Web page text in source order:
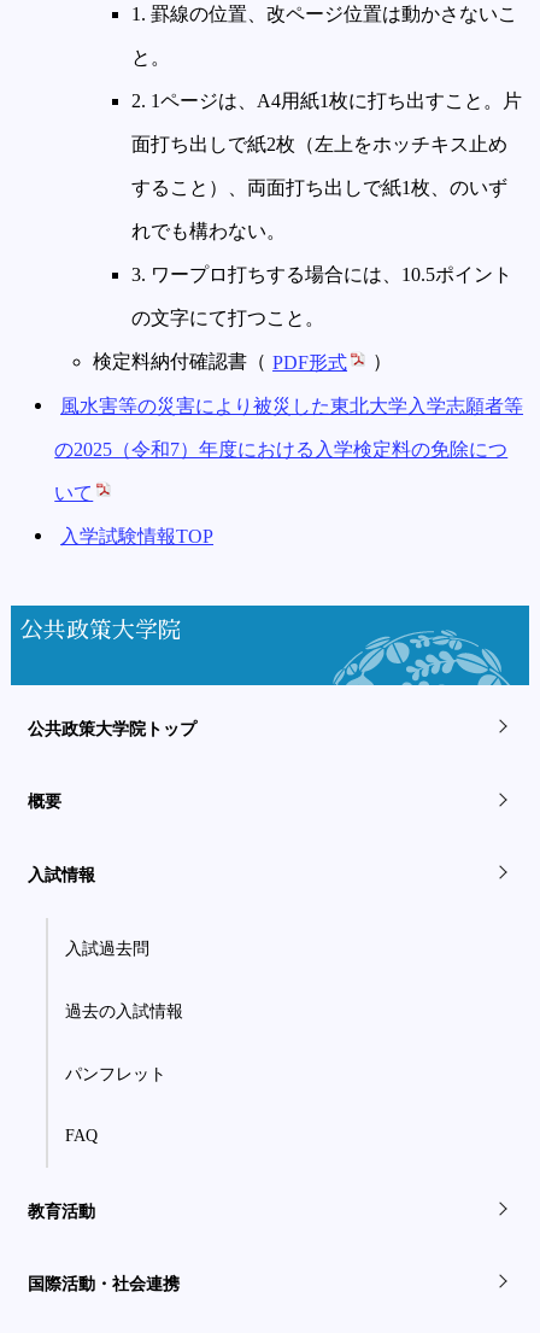
1. 罫線の位置、改ページ位置は動かさないこ
と。
2. 1ページは、A4用紙1枚に打ち出すこと。片
面打ち出しで紙2枚（左上をホッチキス止め
すること）、両面打ち出しで紙1枚、のいず
れでも構わない。
3. ワープロ打ちする場合には、10.5ポイント
の文字にて打つこと。
検定料納付確認書（ PDF形式 ）
風水害等の災害により被災した東北大学入学志願者等
の2025（令和7）年度における入学検定料の免除につ
いて
入学試験情報TOP
公共政策大学院
公共政策大学院トップ
概要
入試情報
入試過去問
過去の入試情報
パンフレット
FAQ
教育活動
国際活動・社会連携